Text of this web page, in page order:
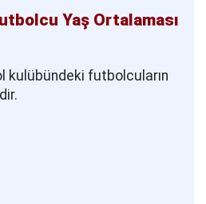
Yaş Ortalaması
futbolcuların